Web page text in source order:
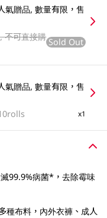
氣贈品, 數量有限，售
不可直接購 Sold Out
氣贈品, 數量有限，售
x1
99.9%病菌*，去除霉味
種布料，內外衣褲、成人